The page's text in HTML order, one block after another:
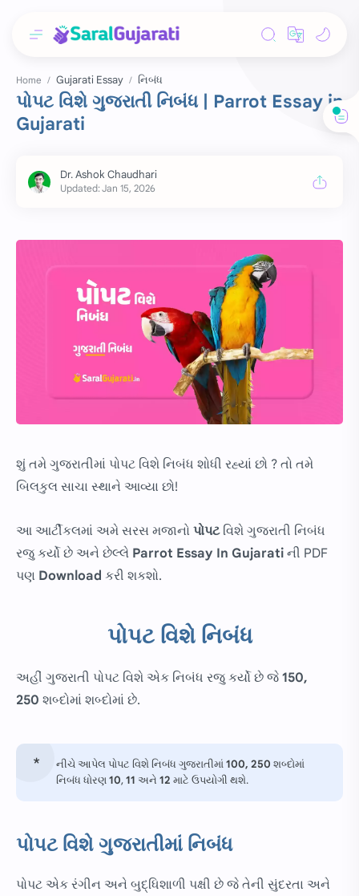
Home Gujarati Essay નિબંધ
પોપટ વિશે ગુજરાતી નિબંધ | Parrot Essay in
Gujarati
શું તમે ગુજરાતીમાં પોપટ વિશે નિબંધ શોધી રહ્યાં છો ? તો તમે
બિલકુલ સાચા સ્થાને આવ્યા છો!
આ આર્ટીકલમાં અમે સરસ મજાનો પોપટ વિશે ગુજરાતી નિબંધ
રજુ કર્યો છે અને છેલ્લે Parrot Essay In Gujarati ની PDF
પણ Download કરી શકશો.
પોપટ વિશે નિબંધ
અહીં ગુજરાતી પોપટ વિશે એક નિબંધ રજુ કર્યો છે જે 150,
250 શબ્દોમાં શબ્દોમાં છે.
નીચે આપેલ પોપટ વિશે નિબંધ ગુજરાતીમાં100, 250 શબ્દોમાં
નિબંધ ધોરણ10,11 અને 12 માટે ઉપયોગી થશે.
પોપટ વિશે ગુજરાતીમાં નિબંધ
પોપટ એક રંગીન અને બુદ્ધિશાળી પક્ષી છે જે તેની સુંદરતા અને